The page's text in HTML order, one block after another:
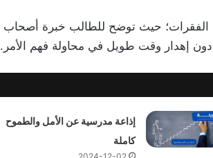
الفقرات؛ حيث توضح للطالب خبرة أصحاب
دون إهدار وقت طويل في محاولة فهم الأمر.
إذاعة مدرسية عن الأمل والطموح
كاملة